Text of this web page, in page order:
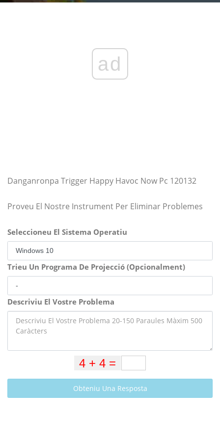
ad
Danganronpa Trigger Happy Havoc Now Pc 120132
Proveu El Nostre Instrument Per Eliminar Problemes
Seleccioneu El Sistema Operatiu
Trieu Un Programa De Projecció (Opcionalment)
Descriviu El Vostre Problema
Obteniu Una Resposta